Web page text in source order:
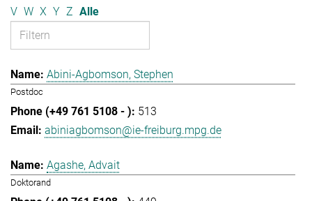
V W X Y Z Alle
Abini-Agbomson, Stephen
Postdoc
513
abiniagbomson@ie-freiburg.mpg.de
Agashe, Advait
Doktorand